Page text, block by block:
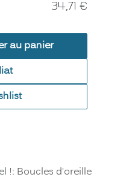
au panier
34,71 €
!: Boucles d'oreille